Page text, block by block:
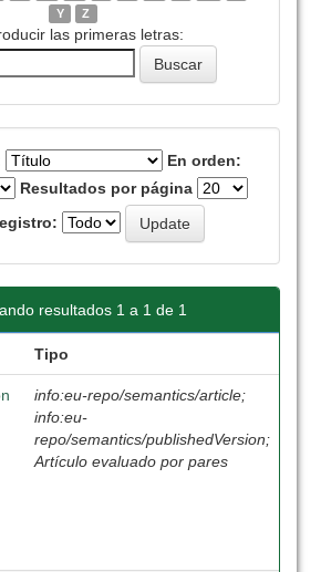
Y
Z
las primeras letras:
En orden:
Resultados por página
resultados 1 a 1 de 1
Tipo
info:eu-repo/semantics/article;
info:eu-
repo/semantics/publishedVersion;
Artículo evaluado por pares